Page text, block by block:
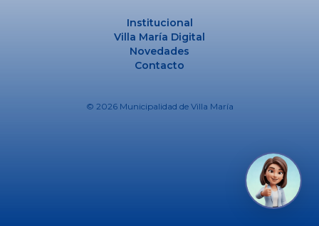
Institucional
Villa María Digital
Novedades
Contacto
© 2026 Municipalidad de Villa María